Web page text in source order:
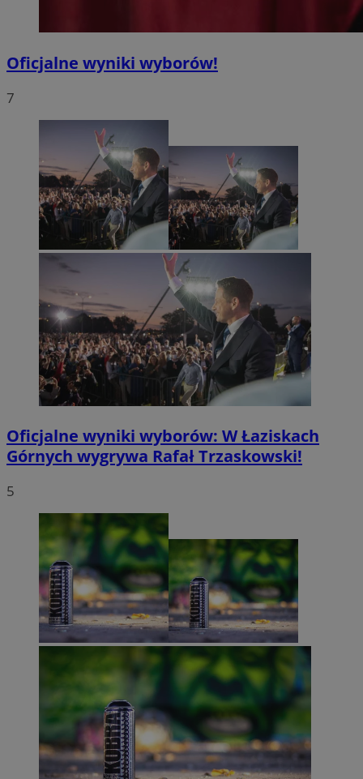
Oficjalne wyniki wyborów!
7
Oficjalne wyniki wyborów: W Łaziskach
Górnych wygrywa Rafał Trzaskowski!
5